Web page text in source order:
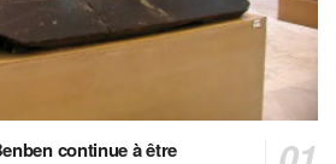
continue à être